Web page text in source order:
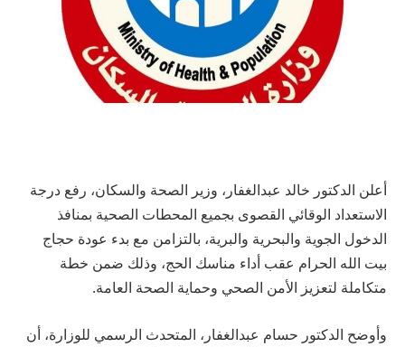
أعلن الدكتور خالد عبدالغفار، وزير الصحة والسكان، رفع درجة
الاستعداد الوقائي القصوى بجميع المحطات الصحية بمنافذ
الدخول الجوية والبحرية والبرية، بالتزامن مع بدء عودة حجاج
بيت الله الحرام عقب أداء مناسك الحج، وذلك ضمن خطة
متكاملة لتعزيز الأمن الصحي وحماية الصحة العامة.
وأوضح الدكتور حسام عبدالغفار، المتحدث الرسمي للوزارة، أن